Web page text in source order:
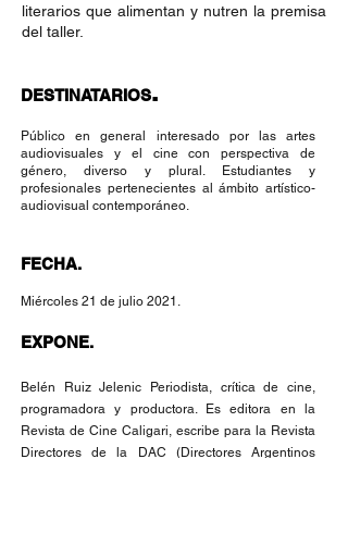
literarios que alimentan y nutren la premisa
del taller.
DESTINATARIOS.
Público en general interesado por las artes
audiovisuales y el cine con perspectiva de
género, diverso y plural. Estudiantes y
profesionales pertenecientes al ámbito artístico-
audiovisual contemporáneo.
FECHA.
Miércoles 21 de julio 2021.
EXPONE.
Belén Ruiz Jelenic Periodista, crítica de cine,
programadora y productora. Es editora en la
Revista de Cine Caligari, escribe para la Revista
Directores de la DAC (Directores Argentinos